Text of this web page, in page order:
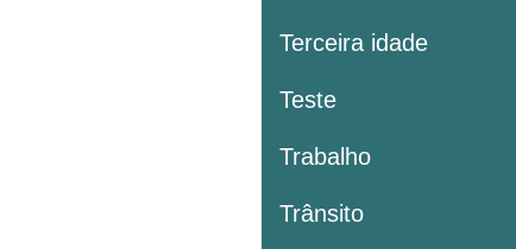
Terceira idade
Teste
Trabalho
Trânsito